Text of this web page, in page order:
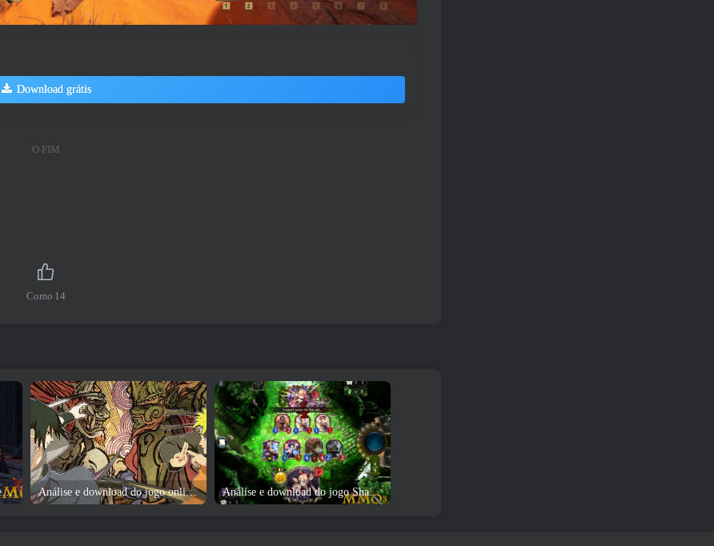
Download grátis
O FIM
Como 14
Análise e download do jogo Age of Heroes VR Análise e download do jogo online Naruto Análise e download do jogo Shadowverse